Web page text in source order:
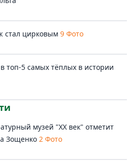
стал цирковым 9 Фото
5 самых тёплых в истории
музей "ХХ век" отметит
Зощенко 2 Фото